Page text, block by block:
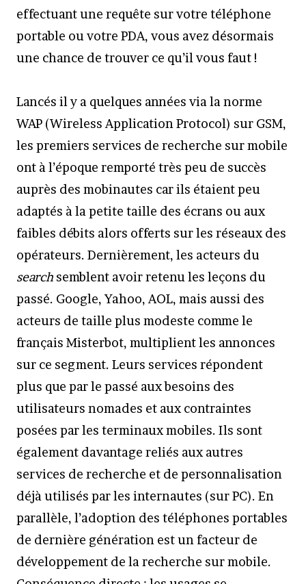
effectuant une requête sur votre téléphone
portable ou votre PDA, vous avez désormais
une chance de trouver ce qu’il vous faut !
Lancés il y a quelques années via la norme
WAP (Wireless Application Protocol) sur GSM,
les premiers services de recherche sur mobile
ont à l’époque remporté très peu de succès
auprès des mobinautes car ils étaient peu
adaptés à la petite taille des écrans ou aux
faibles débits alors offerts sur les réseaux des
opérateurs. Dernièrement, les acteurs du
search semblent avoir retenu les leçons du
passé. Google, Yahoo, AOL, mais aussi des
acteurs de taille plus modeste comme le
français Misterbot, multiplient les annonces
sur ce segment. Leurs services répondent
plus que par le passé aux besoins des
utilisateurs nomades et aux contraintes
posées par les terminaux mobiles. Ils sont
également davantage reliés aux autres
services de recherche et de personnalisation
déjà utilisés par les internautes (sur PC). En
parallèle, l’adoption des téléphones portables
de dernière génération est un facteur de
développement de la recherche sur mobile.